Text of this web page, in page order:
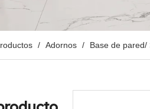
/ Adornos / Base de pared/